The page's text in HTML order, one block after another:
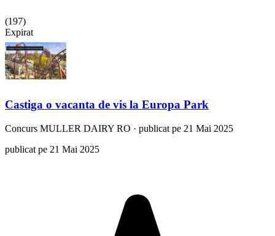
(197)
Expirat
Castiga o vacanta de vis la Europa Park
Concurs MULLER DAIRY RO · publicat pe 21 Mai 2025
publicat pe 21 Mai 2025